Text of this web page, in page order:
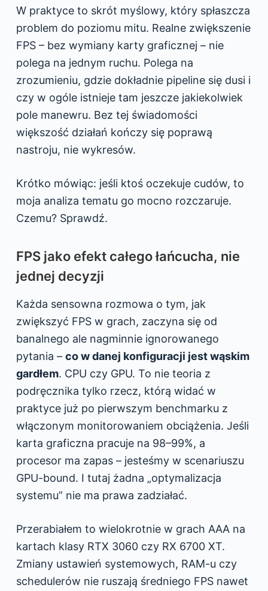
W praktyce to skrót myślowy, który spłaszcza
problem do poziomu mitu. Realne zwiększenie
FPS – bez wymiany karty graficznej – nie
polega na jednym ruchu. Polega na
zrozumieniu, gdzie dokładnie pipeline się dusi i
czy w ogóle istnieje tam jeszcze jakiekolwiek
pole manewru. Bez tej świadomości
większość działań kończy się poprawą
nastroju, nie wykresów.
Krótko mówiąc: jeśli ktoś oczekuje cudów, to
moja analiza tematu go mocno rozczaruje.
Czemu? Sprawdź.
FPS jako efekt całego łańcucha, nie
jednej decyzji
Każda sensowna rozmowa o tym, jak
zwiększyć FPS w grach, zaczyna się od
banalnego ale nagminnie ignorowanego
pytania – co w danej konfiguracji jest wąskim
gardłem. CPU czy GPU. To nie teoria z
podręcznika tylko rzecz, którą widać w
praktyce już po pierwszym benchmarku z
włączonym monitorowaniem obciążenia. Jeśli
karta graficzna pracuje na 98–99%, a
procesor ma zapas – jesteśmy w scenariuszu
GPU-bound. I tutaj żadna „optymalizacja
systemu” nie ma prawa zadziałać.
Przerabiałem to wielokrotnie w grach AAA na
kartach klasy RTX 3060 czy RX 6700 XT.
Zmiany ustawień systemowych, RAM-u czy
schedulerów nie ruszają średniego FPS nawet